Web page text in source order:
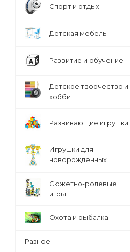
Спорт и отдых
Детская мебель
Развитие и обучение
Детское творчество и
хобби
Развивающие игрушки
Игрушки для
новорожденных
Сюжетно-ролевые
игры
Охота и рыбалка
Разное